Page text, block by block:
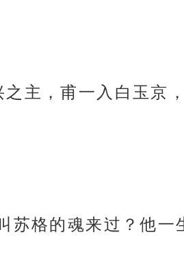
主，甫一入白玉京
苏格的魂来过？他